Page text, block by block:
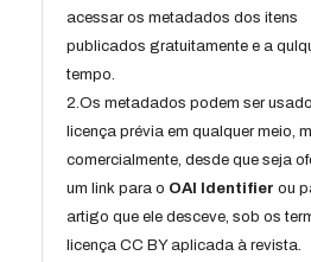
acessar os metadados dos itens
publicados gratuitamente e a
tempo.
2.Os metadados podem ser
licença prévia em qualquer meio,
comercialmente, desde que seja
um link para o OAI Identifier ou
artigo que ele desceve, sob os
licença CC BY aplicada à revista.